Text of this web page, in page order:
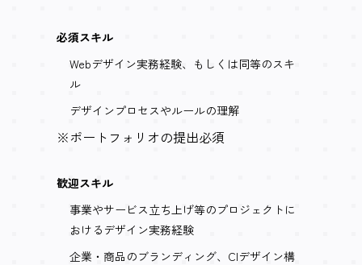
必須スキル
Webデザイン実務経験、もしくは同等のスキ
ル
デザインプロセスやルールの理解
※ポートフォリオの提出必須
歓迎スキル
事業やサービス立ち上げ等のプロジェクトに
おけるデザイン実務経験
企業・商品のブランディング、CIデザイン構